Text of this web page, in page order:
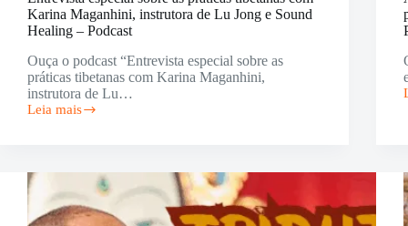
Karina Maganhini, instrutora de Lu Jong e Sound
Healing – Podcast
Ouça o podcast “Entrevista especial sobre as
práticas tibetanas com Karina Maganhini,
instrutora de Lu…
Leia mais
Entrevista
práticas
tibetanas
com